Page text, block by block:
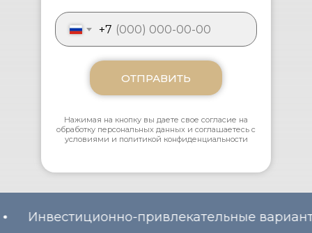
Нажимая на кнопку вы даете свое согласие на
обработку персональных данных и соглашаетесь с
условиями и политикой конфиденциальности
+7
ОТПРАВИТЬ
Инвестиционно-привлекательные